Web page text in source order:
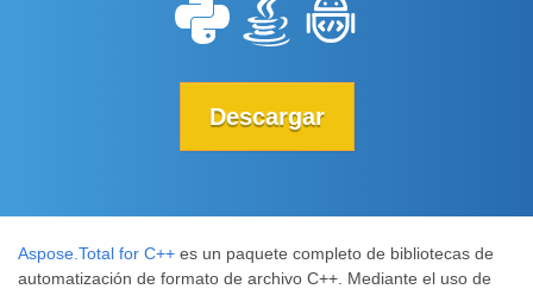
Descargar
Aspose.Total for C++ es un paquete completo de bibliotecas de
automatización de formato de archivo C++. Mediante el uso de